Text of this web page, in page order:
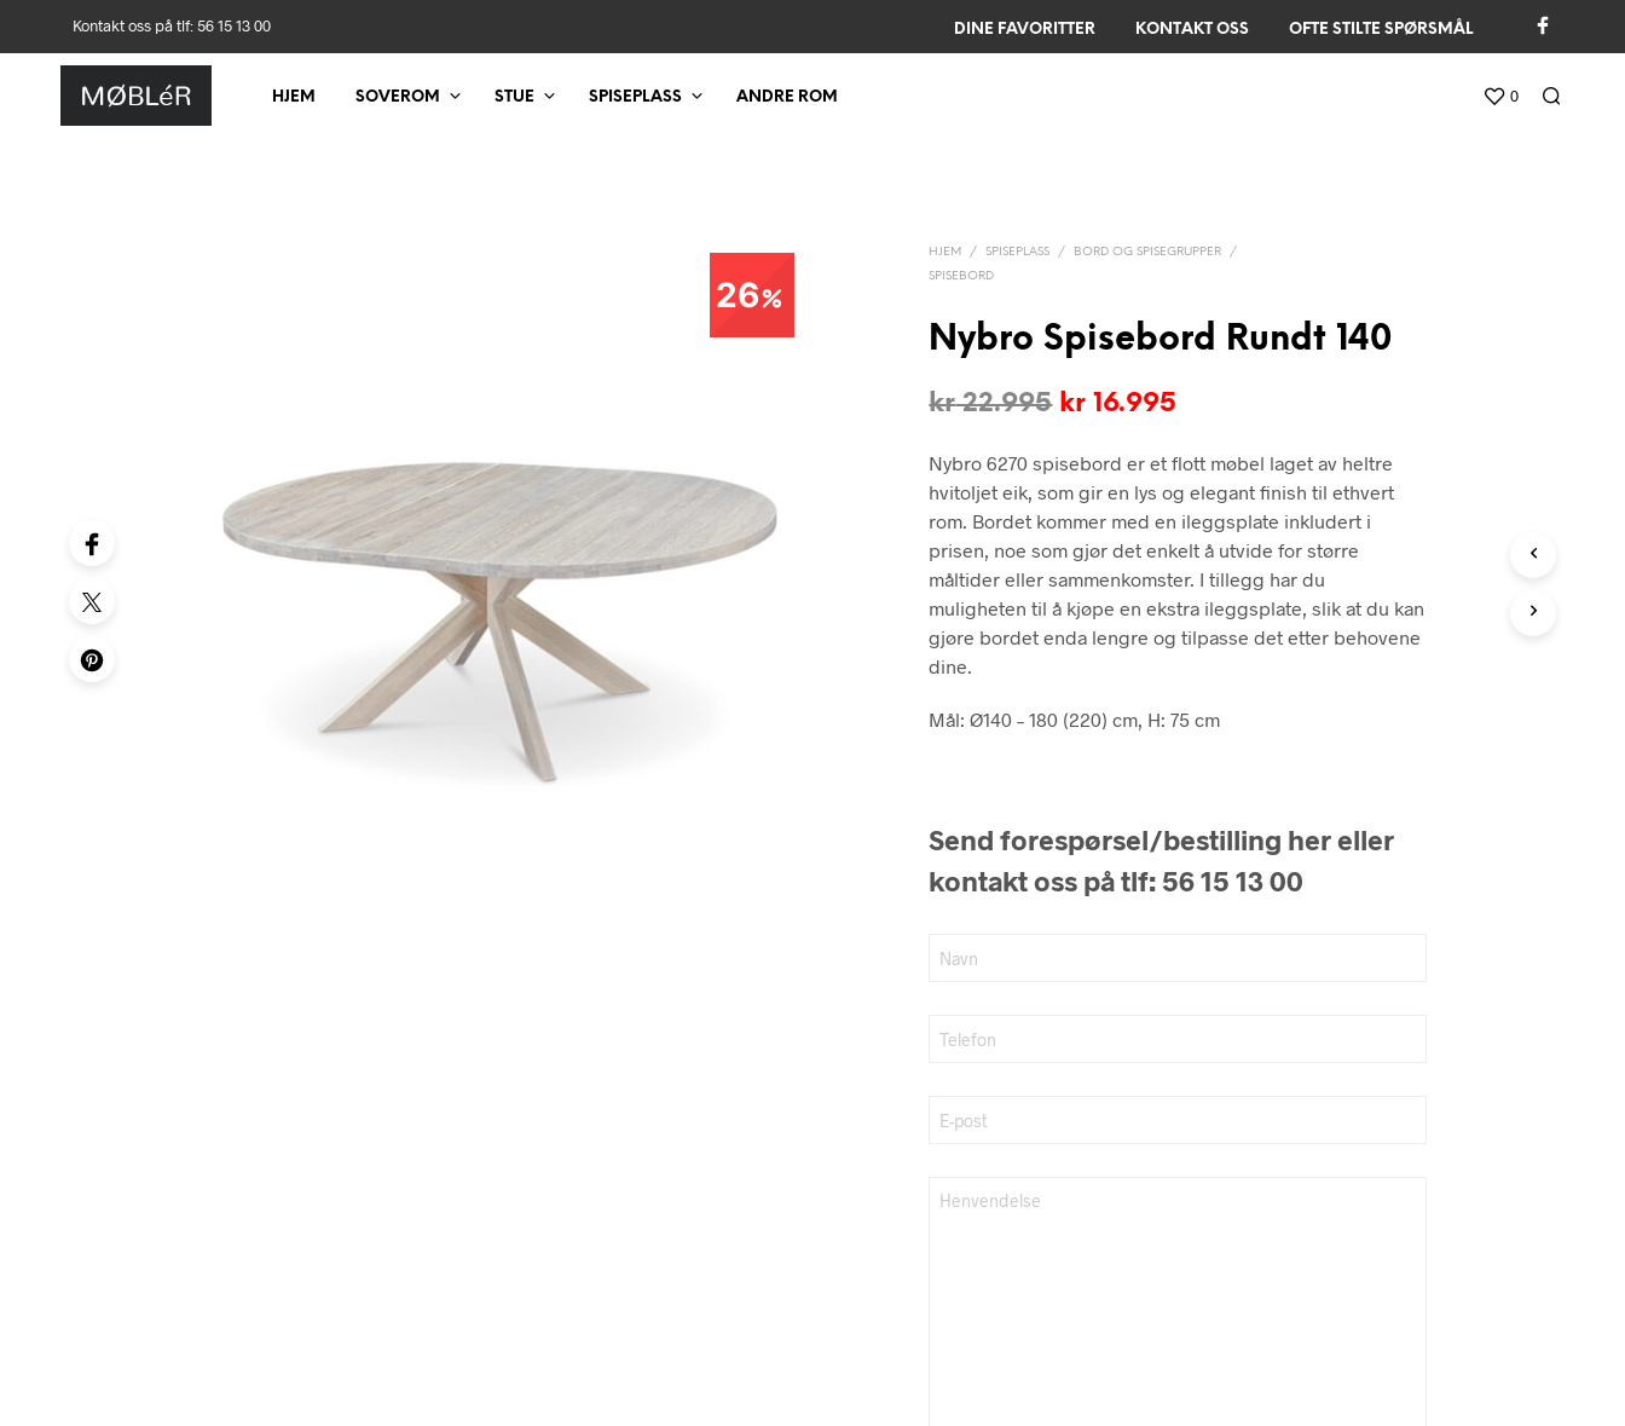
Kontakt oss på tlf: 56 15 13 00 DINE FAVORITTER KONTAKT OSS OFTE STILTE SPØRSMÅL
HJEM SOVEROM STUE SPISEPLASS ANDRE ROM 0
26
HJEM / SPISEPLASS / BORD OG SPISEGRUPPER
/
SPISEBORD
Nybro Spisebord Rundt 140
kr22.995 Opprinnelig
var:
kr 22.995.
kr 16.995
er:
kr 16.995.
Nybro 6270 spisebord er et flott møbel laget av heltre
hvitoljet eik, som gir en lys og elegant finish til ethvert
rom. Bordet kommer med en ileggsplate inkludert i
prisen, noe som gjør det enkelt å utvide for større
måltider eller sammenkomster. I tillegg har du
muligheten til å kjøpe en ekstra ileggsplate, slik at du kan
gjøre bordet enda lengre og tilpasse det etter behovene
dine.
Mål: Ø140 – 180 (220) cm, H: 75 cm
Send forespørsel/bestilling her eller
kontakt oss på tlf: 56 15 13 00